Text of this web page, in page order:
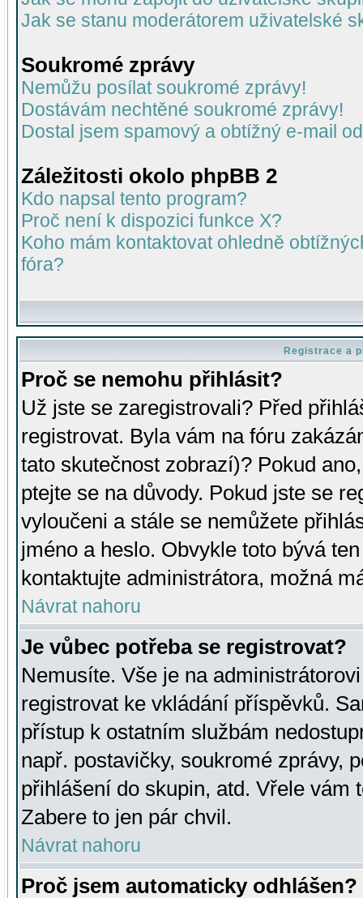
Jak se stanu moderátorem uživatelské
Soukromé zprávy
Nemůžu posílat soukromé zprávy!
Dostávám nechtěné soukromé zprávy!
Dostal jsem spamový a obtížný e-mail
Záležitosti okolo phpBB 2
Kdo napsal tento program?
Proč není k dispozici funkce X?
Koho mám kontaktovat ohledně
fóra?
Registrace a
Proč se nemohu přihlásit?
Už jste se zaregistrovali? Před
registrovat. Byla vám na fóru
tato skutečnost zobrazí)? Pokud
ptejte se na důvody. Pokud jste se
vyloučeni a stále se nemůžete
jméno a heslo. Obvykle toto bývá
kontaktujte administrátora, možná
Návrat nahoru
Je vůbec potřeba se registrovat?
Nemusíte. Vše je na
registrovat ke vkládání příspěvků.
přístup k ostatním službám
např. postavičky, soukromé zprávy,
přihlášení do skupin, atd. Vřele vám
Zabere to jen pár chvil.
Návrat nahoru
Proč jsem automaticky odhlášen?